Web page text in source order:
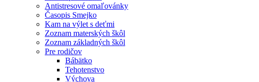
Antistresové omaľovánky
Časopis Smejko
Kam na výlet s deťmi
Zoznam materských škôl
Zoznam základných škôl
Pre rodičov
Bábätko
Tehotenstvo
Výchova